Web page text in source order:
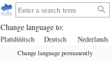
Change language to:
Plattdüütsch Deutsch Nederlands
Change language permanently